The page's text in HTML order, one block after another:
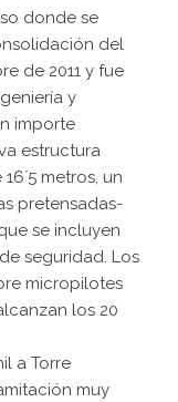
donde se
del
de 2011 y fue
y
importe
estructura
metros, un
pretensadas-
se incluyen
seguridad. Los
micropilotes
los 20
a Torre
muy